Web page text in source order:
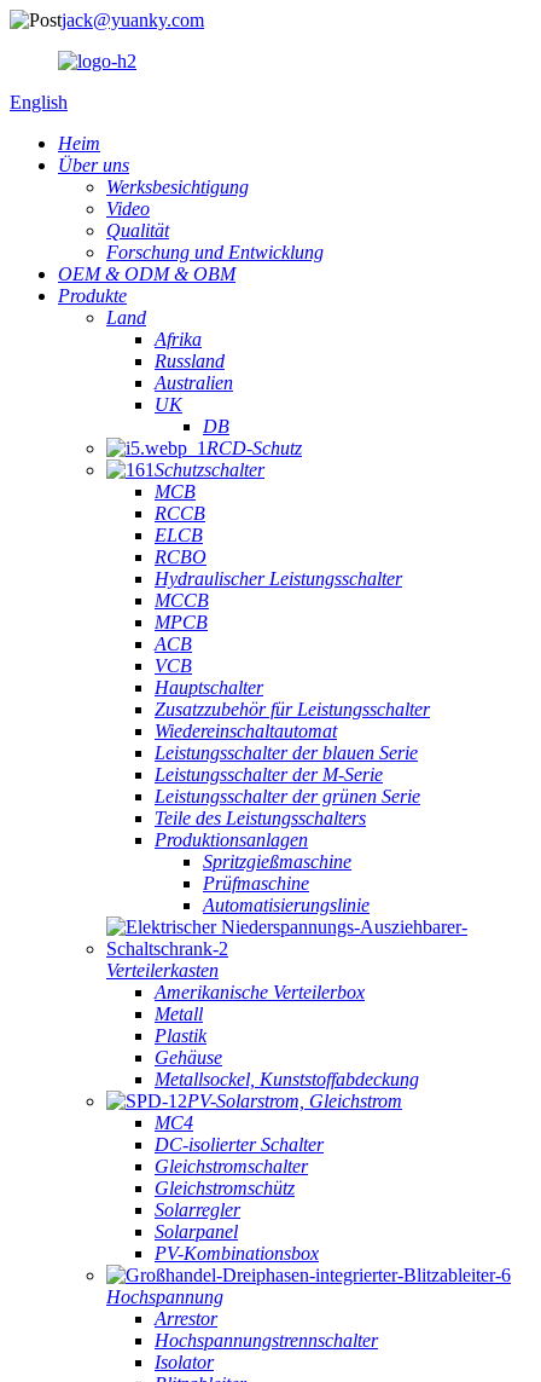
jack@yuanky.com
English
Heim
Über uns
Werksbesichtigung
Video
Qualität
Forschung und Entwicklung
OEM & ODM & OBM
Produkte
Land
Afrika
Russland
Australien
UK
DB
RCD-Schutz
Schutzschalter
MCB
RCCB
ELCB
RCBO
Hydraulischer Leistungsschalter
MCCB
MPCB
ACB
VCB
Hauptschalter
Zusatzzubehör für Leistungsschalter
Wiedereinschaltautomat
Leistungsschalter der blauen Serie
Leistungsschalter der M-Serie
Leistungsschalter der grünen Serie
Teile des Leistungsschalters
Produktionsanlagen
Spritzgießmaschine
Prüfmaschine
Automatisierungslinie
Verteilerkasten
Amerikanische Verteilerbox
Metall
Plastik
Gehäuse
Metallsockel, Kunststoffabdeckung
PV-Solarstrom, Gleichstrom
MC4
DC-isolierter Schalter
Gleichstromschalter
Gleichstromschütz
Solarregler
Solarpanel
PV-Kombinationsbox
Hochspannung
Arrestor
Hochspannungstrennschalter
Isolator